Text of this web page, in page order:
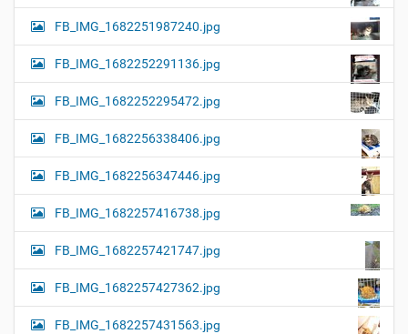
FB_IMG_1682251987240.jpg
FB_IMG_1682252291136.jpg
FB_IMG_1682252295472.jpg
FB_IMG_1682256338406.jpg
FB_IMG_1682256347446.jpg
FB_IMG_1682257416738.jpg
FB_IMG_1682257421747.jpg
FB_IMG_1682257427362.jpg
FB_IMG_1682257431563.jpg